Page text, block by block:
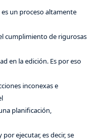
un proceso altamente
cumplimiento de rigurosas
en la edición. Es por eso
inconexas e
planificación,
ejecutar, es decir, se